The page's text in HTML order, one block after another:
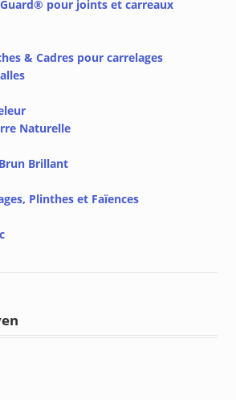
Guard® pour joints et carreaux
& Cadres pour carrelages
Naturelle
Brillant
Plinthes et Faïences